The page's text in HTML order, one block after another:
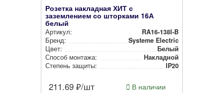
Розетка накладная ХИТ с
заземлением со шторками 16А
белый
Артикул:
RA16-138I-B
Бренд:
Systeme Electric
Цвет:
Белый
Способ монтажа:
Накладной
Степень защиты:
IP20
211.69 ₽/шт В наличии